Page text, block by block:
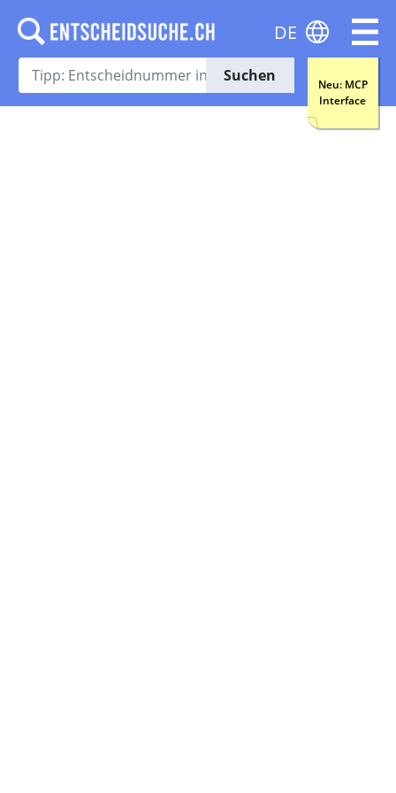
Suchen
Neu: MCP
Interface
DE